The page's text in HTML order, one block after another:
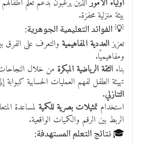
بيئة منزلية محفزة.
💡 الفوائد التعليمية الجوهرية:
تعزيزالعددية المفاهيميةوالتعرف على الفرق
ومفاهيميًا.
بناء الثقة الرياضية المبكرة من خلال النجاحات
تهيئة الطفل لفهم العمليات الحسابية كبوابة
التنازلي.
استخدام تمثيلات بصرية للكميةلمساعدة
الربط بين الرقم والكميات الواقعية.
🎓 نتائج التعلم المستهدفة: